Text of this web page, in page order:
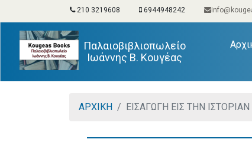
210 3219608 6944948242
Παλαιοβιβλιοπωλείο
Ιωάννης Β. Κουγέας
ΑΡΧΙΚΗ ΕΙΣΑΓΩΓΗ ΕΙΣ ΤΗΝ